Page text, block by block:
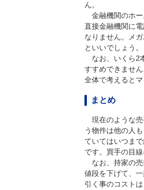
ん。
金融機関のホー
直接金融機関に
なりません。メ
といいでしょう。
なお、いくら2
すすめできませ
全体で考えると
まとめ
現在のような売
う物件は他の人
ていてはいつま
です。買手の目
なお、持家の売
値段を下げて、
引く事のコスト